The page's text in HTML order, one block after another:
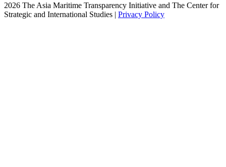
2026 The Asia Maritime Transparency Initiative and The Center for
Strategic and International Studies | Privacy Policy